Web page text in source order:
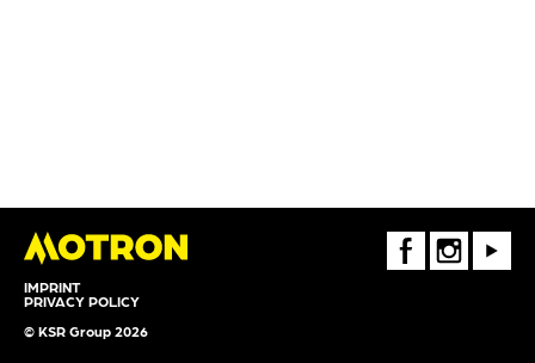
IMPRINT
PRIVACY POLICY
© KSR Group 2026
FaceBookInstagramYoutube